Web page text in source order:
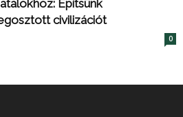
Építsünk
civilizációt
0